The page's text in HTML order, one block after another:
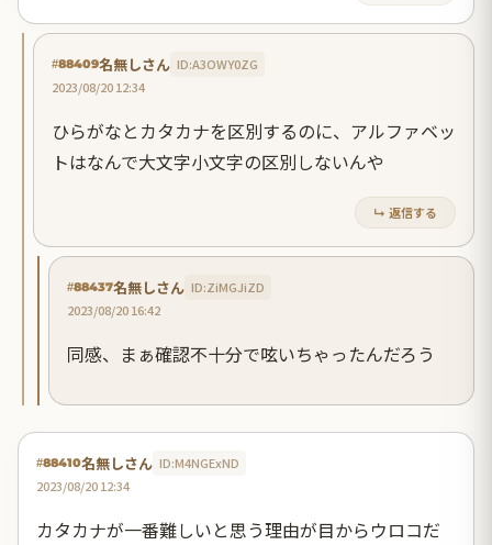
#88409名無しさん ID:A3OWY0ZG
2023/08/20 12:34
ひらがなとカタカナを区別するのに、アルファベッ
トはなんで大文字小文字の区別しないんや
↳ 返信する
#88437名無しさん ID:ZiMGJiZD
2023/08/20 16:42
同感、まぁ確認不十分で呟いちゃったんだろう
#88410名無しさん ID:M4NGExND
2023/08/20 12:34
カタカナが一番難しいと思う理由が目からウロコだ